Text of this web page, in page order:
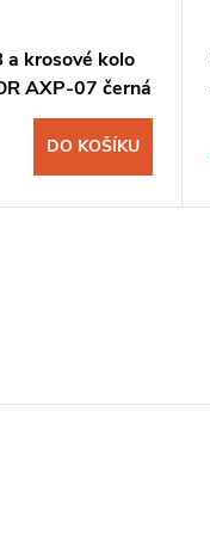
a krosové kolo
AXP-07 černá
DO KOŠÍKU